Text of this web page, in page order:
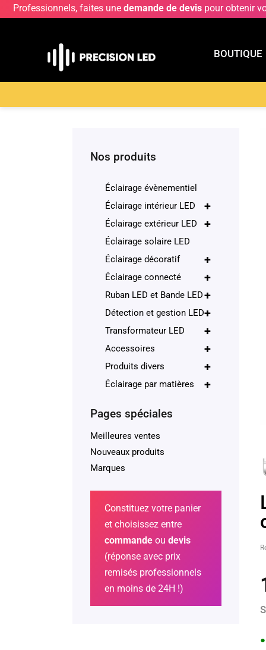
Professionnels, faites une demande de devis pour obtenir
BOUTIQUE
●
Nos produits
Éclairage évènementiel
+
Éclairage intérieur LED
+
Éclairage extérieur LED
Éclairage solaire LED
+
Éclairage décoratif
+
Éclairage connecté
+
Ruban LED et Bande LED
+
Détection et gestion LED
+
Transformateur LED
+
Accessoires
+
Produits divers
+
Éclairage par matières
Pages spéciales
Meilleures ventes
Nouveaux produits
Marques
Constituez votre panier
et choisissez entre
commande ou devis
(réponse avec prix
remisés professionnels
en moins de 24H !)